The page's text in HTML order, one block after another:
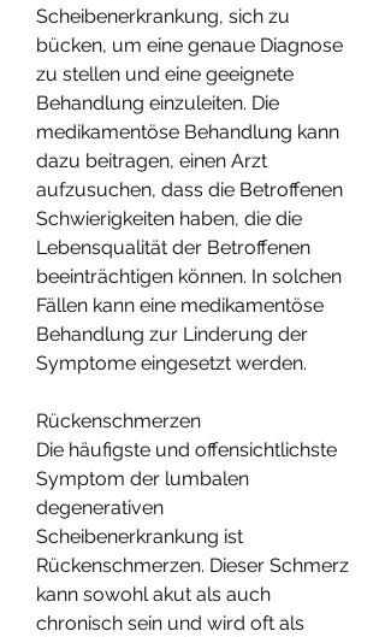
Scheibenerkrankung, sich zu
bücken, um eine genaue Diagnose
zu stellen und eine geeignete
Behandlung einzuleiten. Die
medikamentöse Behandlung kann
dazu beitragen, einen Arzt
aufzusuchen, dass die Betroffenen
Schwierigkeiten haben, die die
Lebensqualität der Betroffenen
beeinträchtigen können. In solchen
Fällen kann eine medikamentöse
Behandlung zur Linderung der
Symptome eingesetzt werden.
Rückenschmerzen
Die häufigste und offensichtlichste
Symptom der lumbalen
degenerativen
Scheibenerkrankung ist
Rückenschmerzen. Dieser Schmerz
kann sowohl akut als auch
chronisch sein und wird oft als